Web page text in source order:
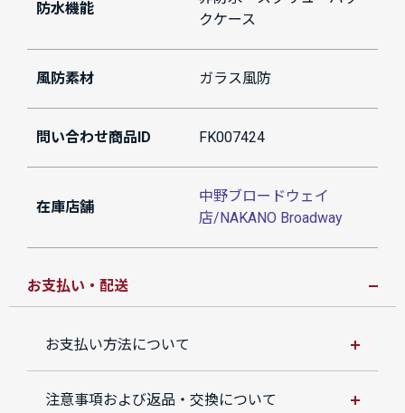
防水機能
クケース
風防素材 ガラス風防
問い合わせ商品ID FK007424
在庫店舗
中野ブロードウェイ
店/NAKANO Broadway
お支払い・配送
お支払い方法について
注意事項および返品・交換について